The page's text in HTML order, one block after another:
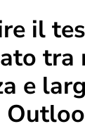
il
tra
e